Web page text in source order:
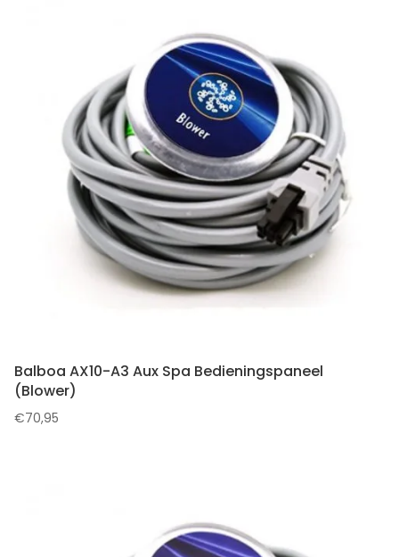
Balboa AX10-A3 Aux Spa Bedieningspaneel
(Blower)
€70,95